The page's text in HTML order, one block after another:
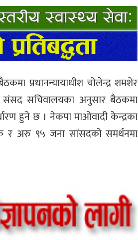
प्रधानन्यायाधीश चोलेन्द्र शमशेर
संसद सचिवालयका अनुसार बैठकमा
हुने छ । नेकपा माओवादी केन्द्रका
र अरु ९५ जना सांसदको समर्थनमा